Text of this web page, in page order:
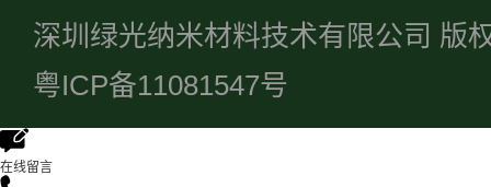
深圳绿光纳米材料技术有限公司 版
粤ICP备11081547号
在线留言